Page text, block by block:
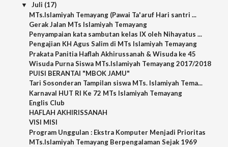
▼ Juli (17)
MTs.Islamiyah Temayang (Pawai Ta'aruf Hari santri ...
Gerak Jalan MTs Islamiyah Temayang
Penyampaian kata sambutan kelas IX oleh Nihayatus ...
Pengajian KH Agus Salim di MTs Islamiyah Temayang
Prakata Panitia Haflah Akhirussanah & Wisuda ke 45
Wisuda Purna Siswa MTs.Islamiyah Temayang 2017/2018
PUISI BERANTAI "MBOK JAMU"
Tari Sosonderan Tampilan siswa MTs. Islamiyah Tema...
Karnaval HUT RI Ke 72 MTs Islamiyah Temayang
Englis Club
HAFLAH AKHIRISSANAH
VISI MISI
Program Unggulan : Ekstra Komputer Menjadi Prioritas
MTs.Islamiyah Temayang Berpengalaman Sejak 1969